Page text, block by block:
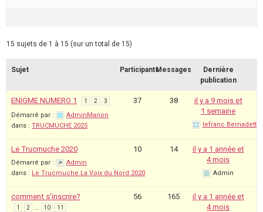
15 sujets de 1 à 15 (sur un total de 15)
Sujet ParticipantsMessages
Dernière
publication
ENIGME NUMERO 1 1 2 3
Démarré par :
AdminManon
dans : TRUCMUCHE 2025
37 38
il y a 9 mois et
1 semaine
lefranc Bernadette
Le Trucmuche 2020
Démarré par :
Admin
dans : Le Trucmuche La Voix du Nord 2020
10 14
il y a 1 année et
4 mois
Admin
comment s'inscrire?
1 2 … 10 11
56 165
il y a 1 année et
4 mois